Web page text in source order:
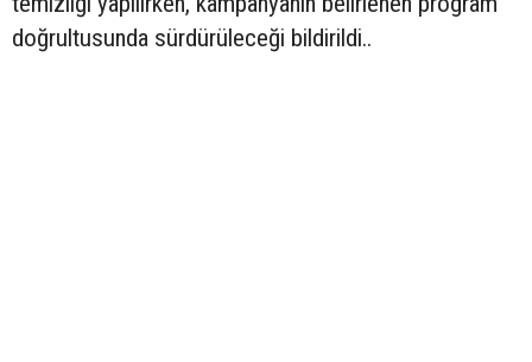
doğrultusunda sürdürüleceği bildirildi..